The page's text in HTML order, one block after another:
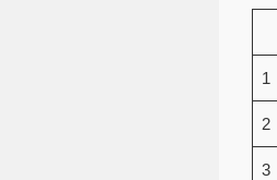
1
2
3